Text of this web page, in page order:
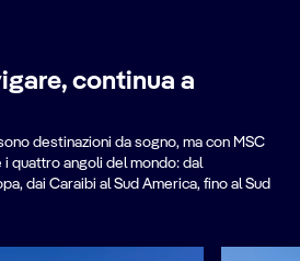
continua a
destinazioni da sogno, ma con MSC
quattro angoli del mondo: dal
dai Caraibi al Sud America, fino al Sud